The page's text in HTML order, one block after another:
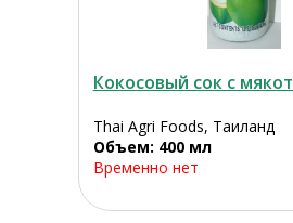
Кокосовый сок с
Thai Agri Foods, Таиланд
Объем: 400 мл
Временно нет